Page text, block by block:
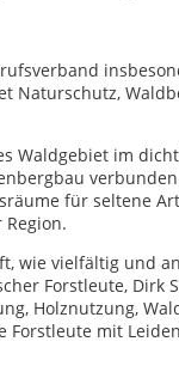
Naturschutz,
Waldgebiet im
für seltene
wie vielfältig und
Forstleute,
Holznutzung,
Forstleute mit